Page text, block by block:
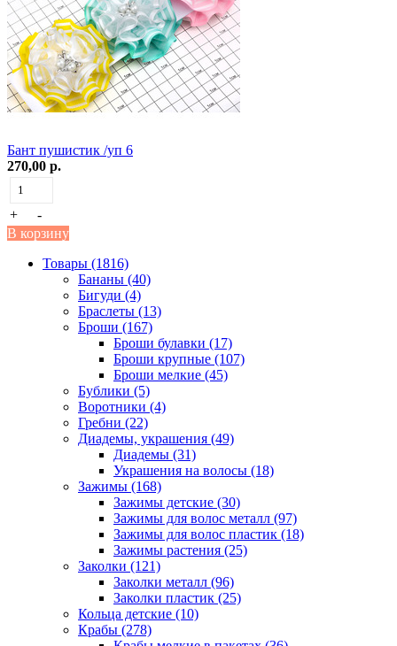
Бант пушистик /уп 6
270,00 р.
+
-
В корзину
Товары (1816)
Бананы (40)
Бигуди (4)
Браслеты (13)
Броши (167)
Броши булавки (17)
Броши крупные (107)
Броши мелкие (45)
Бублики (5)
Воротники (4)
Гребни (22)
Диадемы, украшения (49)
Диадемы (31)
Украшения на волосы (18)
Зажимы (168)
Зажимы детские (30)
Зажимы для волос металл (97)
Зажимы для волос пластик (18)
Зажимы растения (25)
Заколки (121)
Заколки металл (96)
Заколки пластик (25)
Кольца детские (10)
Крабы (278)